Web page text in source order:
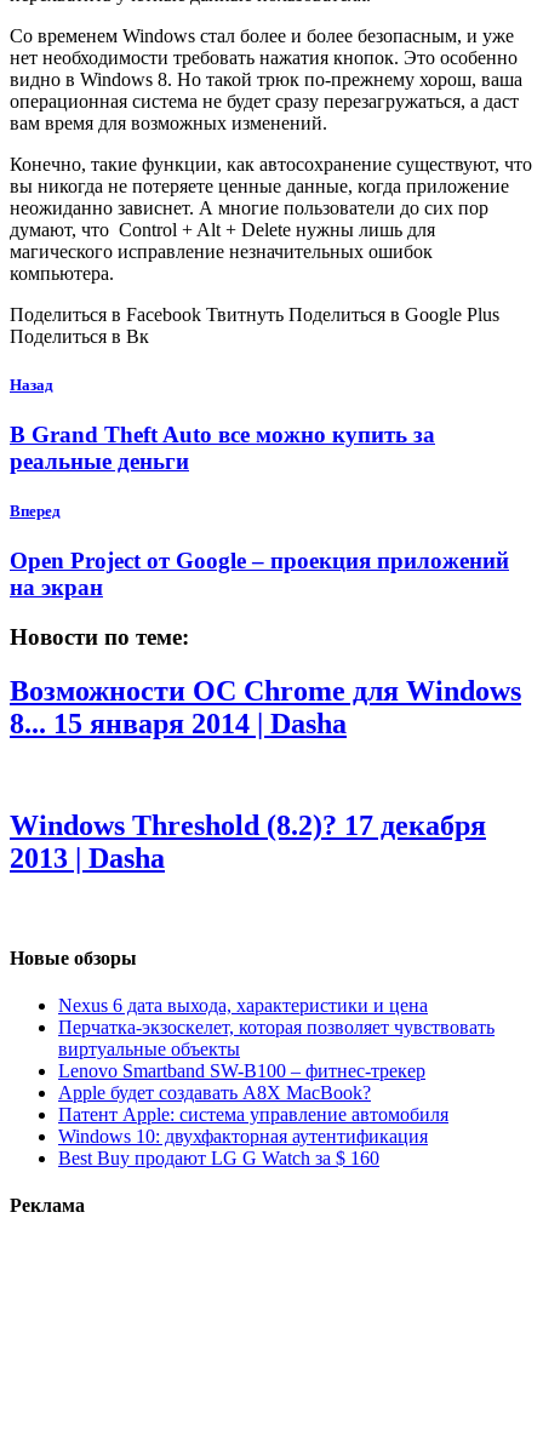
Со временем Windows стал более и более безопасным, и уже
нет необходимости требовать нажатия кнопок. Это особенно
видно в Windows 8. Но такой трюк по-прежнему хорош, ваша
операционная система не будет сразу перезагружаться, а даст
вам время для возможных изменений.
Конечно, такие функции, как автосохранение существуют, что
вы никогда не потеряете ценные данные, когда приложение
неожиданно зависнет. А многие пользователи до сих пор
думают, что Control + Alt + Delete нужны лишь для
магического исправление незначительных ошибок
компьютера.
Поделиться в Facebook Твитнуть Поделиться в Google Plus
Поделиться в Вк
Назад
В Grand Theft Auto все можно купить за
реальные деньги
Вперед
Open Project от Google – проекция приложений
на экран
Новости по теме:
Возможности OС Chrome для Windows
8... 15 января 2014 | Dasha
Windows Threshold (8.2)? 17 декабря
2013 | Dasha
Новые обзоры
Nexus 6 дата выхода, характеристики и цена
Перчатка-экзоскелет, которая позволяет чувствовать
виртуальные объекты
Lenovo Smartband SW-B100 – фитнес-трекер
Apple будет создавать A8X MacBook?
Патент Apple: система управление автомобиля
Windows 10: двухфакторная аутентификация
Best Buy продают LG G Watch за $ 160
Реклама